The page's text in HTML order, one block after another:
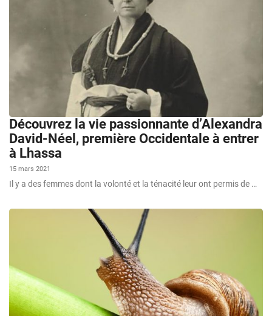
Découvrez la vie passionnante d’Alexandra
David-Néel, première Occidentale à entrer
à Lhassa
15 mars 2021
Il y a des femmes dont la volonté et la ténacité leur ont permis de …